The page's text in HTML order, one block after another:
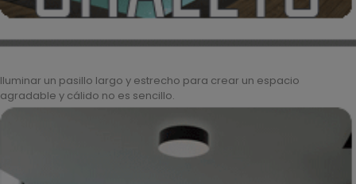
Iluminar un pasillo largo y estrecho para crear un espacio
agradable y cálido no es sencillo.